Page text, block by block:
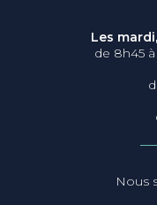
Les
de 8h45 à
Nous